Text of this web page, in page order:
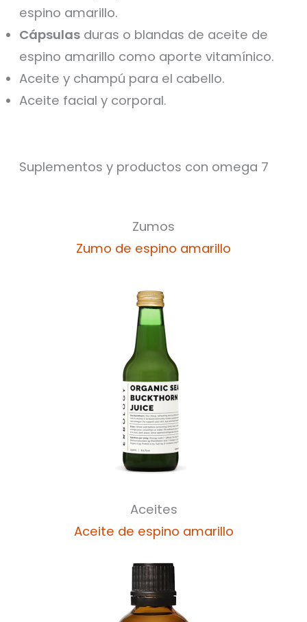
espino amarillo.
Cápsulas duras o blandas de aceite de
espino amarillo como aporte vitamínico.
Aceite y champú para el cabello.
Aceite facial y corporal.
Suplementos y productos con omega 7
Zumos
Zumo de espino amarillo
Aceites
Aceite de espino amarillo